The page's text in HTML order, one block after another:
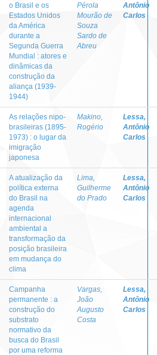
o Brasil e os
Estados Unidos
da América
durante a
Segunda Guerra
Mundial : atores e
dinâmicas da
construção da
aliança (1939-
1944)
Pérola
Mourão de
Souza
Sardo de
Abreu
Antônio
Carlos
As relações nipo-
brasileiras (1895-
1973) : o lugar da
imigração
japonesa
Makino,
Rogério
Lessa,
Antônio
Carlos
A atualização da
política externa
do Brasil na
agenda
internacional
ambiental a
transformação da
posição brasileira
em mudança do
clima
Lima,
Guilherme
do Prado
Lessa,
Antônio
Carlos
Campanha
permanente : a
construção do
substrato
normativo da
busca do Brasil
por uma reforma
Vargas,
João
Augusto
Costa
Lessa,
Antônio
Carlos